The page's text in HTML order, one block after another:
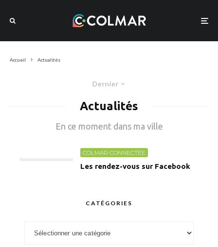
Accueil Actualités
Dernier
Actualités
En ce moment dans ma ville
COLMAR CONNECTÉE
Les rendez-vous sur Facebook
CATÉGORIES